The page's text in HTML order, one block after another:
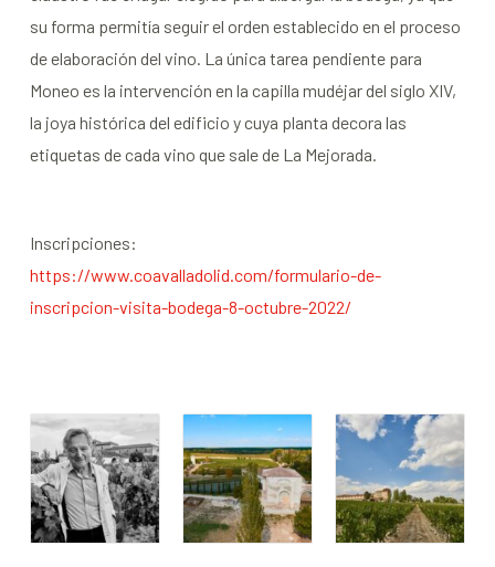
su forma permitía seguir el orden establecido en el proceso
de elaboración del vino. La única tarea pendiente para
Moneo es la intervención en la capilla mudéjar del siglo XIV,
la joya histórica del edificio y cuya planta decora las
etiquetas de cada vino que sale de La Mejorada.
Inscripciones:
https://www.coavalladolid.com/formulario-de-
inscripcion-visita-bodega-8-octubre-2022/